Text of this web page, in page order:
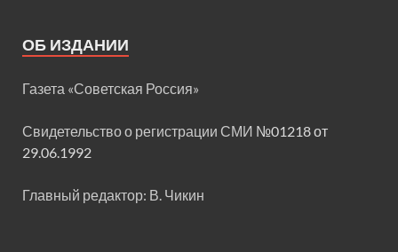
ОБ ИЗДАНИИ
Газета «Советская Россия»
Свидетельство о регистрации СМИ №01218 от
29.06.1992
Главный редактор: В. Чикин